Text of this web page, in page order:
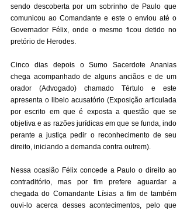
sendo descoberta por um sobrinho de Paulo que
comunicou ao Comandante e este o enviou até o
Governador Félix, onde o mesmo ficou detido no
pretório de Herodes.
Cinco dias depois o Sumo Sacerdote Ananias
chega acompanhado de alguns anciãos e de um
orador (Advogado) chamado Tértulo e este
apresenta o libelo acusatório (Exposição articulada
por escrito em que é exposta a questão que se
objetiva e as razões jurídicas em que se funda, indo
perante a justiça pedir o reconhecimento de seu
direito, iniciando a demanda contra outrem).
Nessa ocasião Félix concede a Paulo o direito ao
contraditório, mas por fim prefere aguardar a
chegada do Comandante Lísias a fim de também
ouvi-lo acerca desses acontecimentos, pelo que